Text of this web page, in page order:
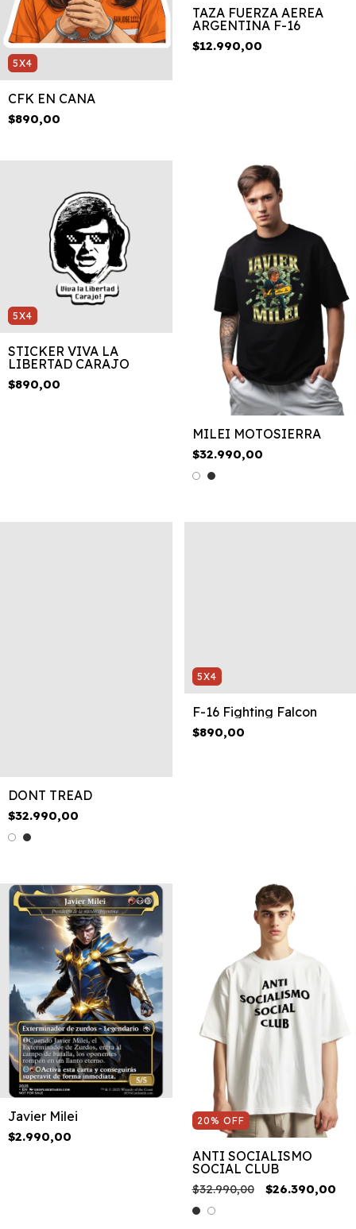
5X4
CFK EN CANA
$890,00
TAZA FUERZA AEREA
ARGENTINA F-16
$12.990,00
5X4
STICKER VIVA LA
LIBERTAD CARAJO
$890,00
MILEI MOTOSIERRA
$32.990,00
DONT TREAD
$32.990,00
5X4
F-16 Fighting Falcon
$890,00
Javier Milei
$2.990,00
20% OFF
ANTI SOCIALISMO
SOCIAL CLUB
$32.990,00 $26.390,00